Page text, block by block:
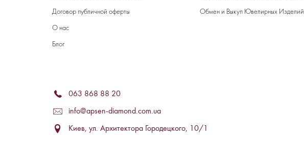
Договор публичной оферты
О нас
Блог
Обмен и Выкуп Ювелирных Изделий
063 868 88 20
info@apsen-diamond.com.ua
Киев, ул. Архитектора Городецкого, 10/1